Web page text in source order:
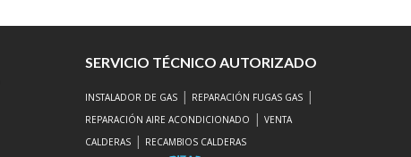
SERVICIO TÉCNICO AUTORIZADO
INSTALADOR DE GAS| REPARACIÓN FUGAS GAS|
REPARACIÓN AIRE ACONDICIONADO | VENTA
CALDERAS| RECAMBIOS CALDERAS